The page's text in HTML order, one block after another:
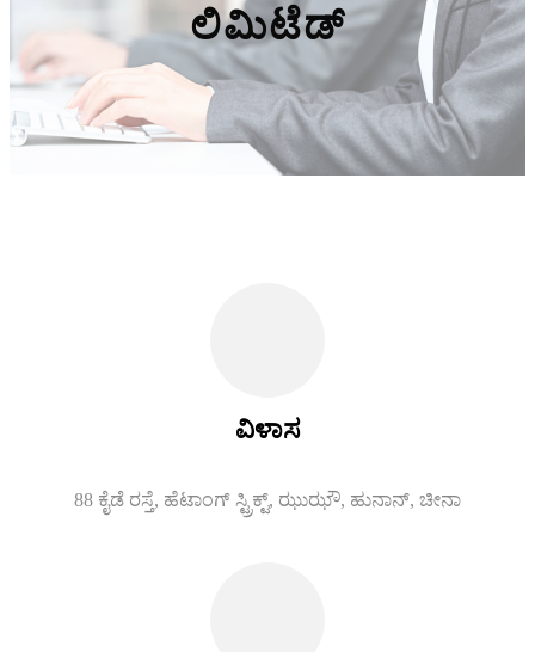
ಲಿಮಿಟೆಡ್
ವಿಳಾಸ
88 ಕೈಡೆ ರಸ್ತೆ, ಹೆಟಾಂಗ್ ಸ್ಟ್ರಿಕ್ಟ್, ಝುಝೌ, ಹುನಾನ್, ಚೀನಾ